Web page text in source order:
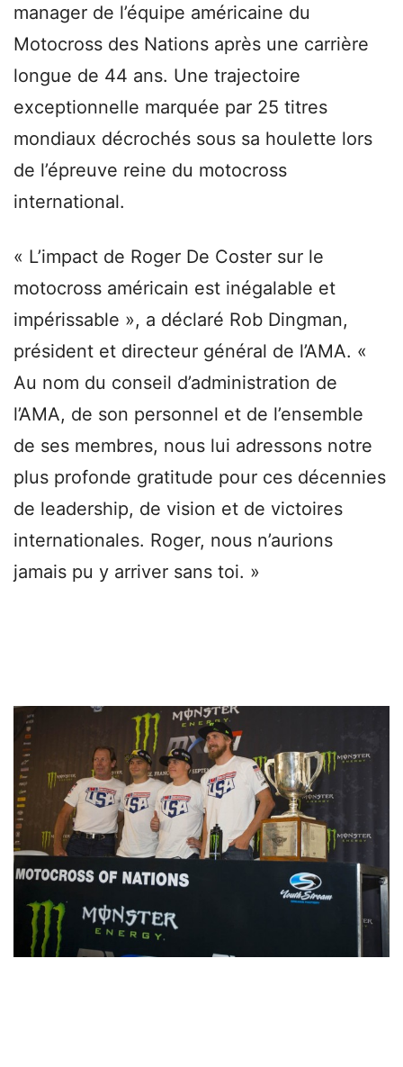
manager de l’équipe américaine du
Motocross des Nations après une carrière
longue de 44 ans. Une trajectoire
exceptionnelle marquée par 25 titres
mondiaux décrochés sous sa houlette lors
de l’épreuve reine du motocross
international.
« L’impact de Roger De Coster sur le
motocross américain est inégalable et
impérissable », a déclaré Rob Dingman,
président et directeur général de l’AMA. «
Au nom du conseil d’administration de
l’AMA, de son personnel et de l’ensemble
de ses membres, nous lui adressons notre
plus profonde gratitude pour ces décennies
de leadership, de vision et de victoires
internationales. Roger, nous n’aurions
jamais pu y arriver sans toi. »